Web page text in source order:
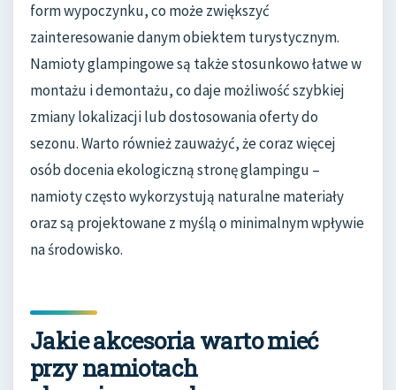
form wypoczynku, co może zwiększyć
zainteresowanie danym obiektem turystycznym.
Namioty glampingowe są także stosunkowo łatwe w
montażu i demontażu, co daje możliwość szybkiej
zmiany lokalizacji lub dostosowania oferty do
sezonu. Warto również zauważyć, że coraz więcej
osób docenia ekologiczną stronę glampingu –
namioty często wykorzystują naturalne materiały
oraz są projektowane z myślą o minimalnym wpływie
na środowisko.
Jakie akcesoria warto mieć
przy namiotach